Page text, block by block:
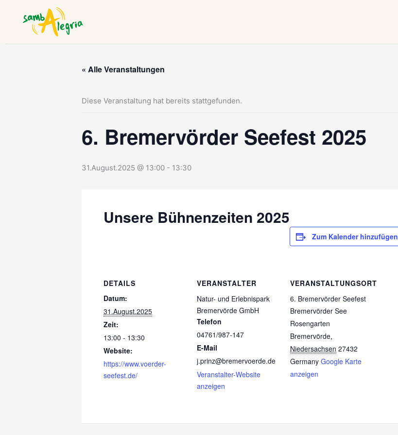
« Alle Veranstaltungen
Diese Veranstaltung hat bereits stattgefunden.
6. Bremervörder Seefest 2025
31.August.2025 @ 13:00 - 13:30
Unsere Bühnenzeiten 2025
Zum Kalender hinzufügen
DETAILS
Datum:
31.August.2025
Zeit:
13:00 - 13:30
Website:
https://www.voerder-
seefest.de/
VERANSTALTER
Natur- und Erlebnispark
Bremervörde GmbH
Telefon
04761/987-147
E-Mail
j.prinz@bremervoerde.de
Veranstalter-Website
anzeigen
VERANSTALTUNGSORT
6. Bremervörder Seefest
Bremervörder See
Rosengarten
Bremervörde,
Niedersachsen 27432
Germany Google Karte
anzeigen